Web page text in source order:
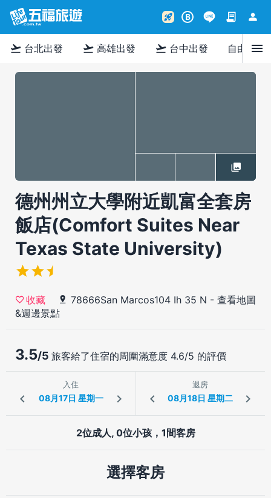
rocket_launch B contract person
flight_takeoff 台北出發 flight_takeoff 高雄出發 flight_takeoff 台中出發 自由行menu
德州州立大學附近凱富全套房
飯店(Comfort Suites Near
Texas State University)
收藏 78666San Marcos104 Ih 35 N - 查看地圖
&週邊景點
3.5/5 旅客給了住宿的周圍滿意度 4.6/5 的評價
入住 退房
2位成人, 0位小孩，1間客房
選擇客房